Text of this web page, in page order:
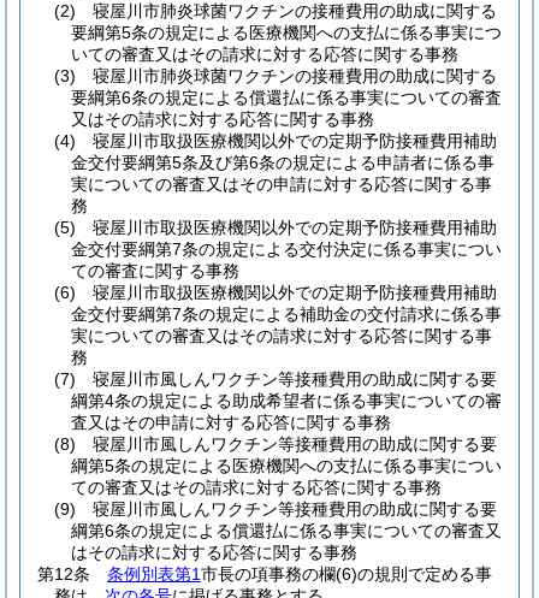
(2)
寝屋川市肺炎球菌ワクチンの接種費用の助成に関する
要綱第5条の規定による医療機関への支払に係る事実につ
いての審査又はその請求に対する応答に関する事務
(3)
寝屋川市肺炎球菌ワクチンの接種費用の助成に関する
要綱第6条の規定による償還払に係る事実についての審査
又はその請求に対する応答に関する事務
(4)
寝屋川市取扱医療機関以外での定期予防接種費用補助
金交付要綱第5条及び第6条の規定による申請者に係る事
実についての審査又はその申請に対する応答に関する事
務
(5)
寝屋川市取扱医療機関以外での定期予防接種費用補助
金交付要綱第7条の規定による交付決定に係る事実につい
ての審査に関する事務
(6)
寝屋川市取扱医療機関以外での定期予防接種費用補助
金交付要綱第7条の規定による補助金の交付請求に係る事
実についての審査又はその請求に対する応答に関する事
務
(7)
寝屋川市風しんワクチン等接種費用の助成に関する要
綱第4条の規定による助成希望者に係る事実についての審
査又はその申請に対する応答に関する事務
(8)
寝屋川市風しんワクチン等接種費用の助成に関する要
綱第5条の規定による医療機関への支払に係る事実につい
ての審査又はその請求に対する応答に関する事務
(9)
寝屋川市風しんワクチン等接種費用の助成に関する要
綱第6条の規定による償還払に係る事実についての審査又
はその請求に対する応答に関する事務
第12条
条例別表第1市長の項事務の欄(6)の規則で定める事